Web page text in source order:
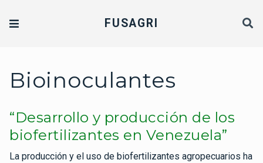
FUSAGRI
Bioinoculantes
“Desarrollo y producción de los
biofertilizantes en Venezuela”
La producción y el uso de biofertilizantes agropecuarios ha